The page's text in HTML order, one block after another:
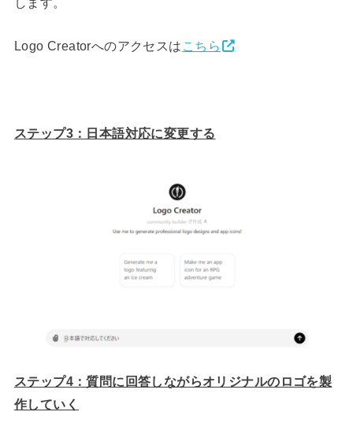
Logo Creatorへのアクセスは こちら
ステップ3：日本語対応に変更する
ステップ4：質問に回答しながらオリジナルのロゴを製
作していく